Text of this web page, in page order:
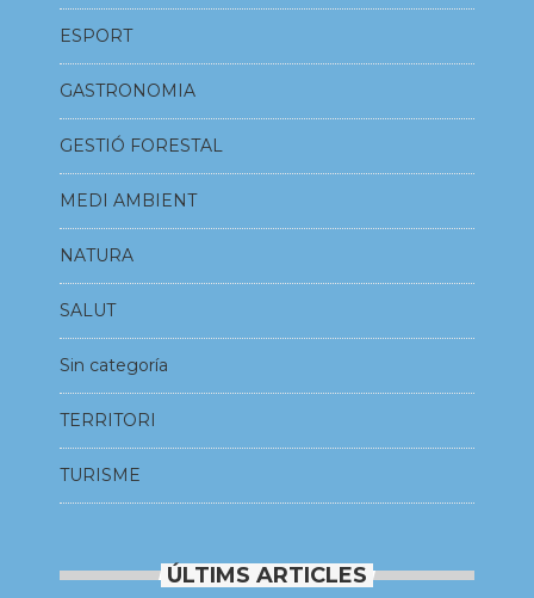
ESPORT
GASTRONOMIA
GESTIÓ FORESTAL
MEDI AMBIENT
NATURA
SALUT
Sin categoría
TERRITORI
TURISME
ÚLTIMS ARTICLES